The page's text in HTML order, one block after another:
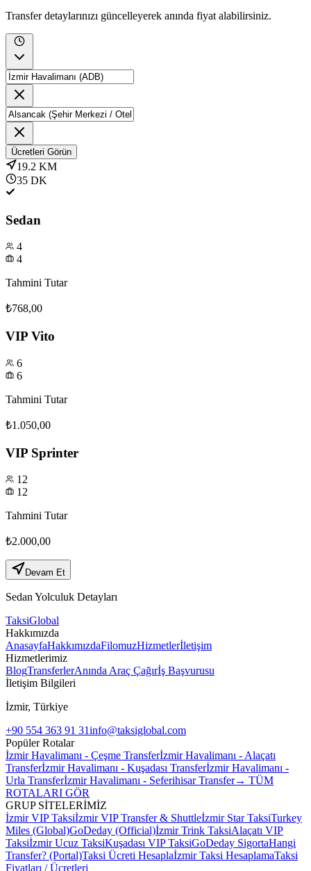
Transfer detaylarınızı güncelleyerek anında fiyat alabilirsiniz.
Ücretleri Görün
19.2 KM
35 DK
Sedan
4
4
Tahmini Tutar
₺768,00
VIP Vito
6
6
Tahmini Tutar
₺1.050,00
VIP Sprinter
12
12
Tahmini Tutar
₺2.000,00
Devam Et
Sedan Yolculuk Detayları
TaksiGlobal
Hakkımızda
AnasayfaHakkımızdaFilomuzHizmetlerİletişim
Hizmetlerimiz
BlogTransferlerAnında Araç Çağırİş Başvurusu
İletişim Bilgileri
İzmir, Türkiye
+90 554 363 91 31info@taksiglobal.com
Popüler Rotalar
İzmir Havalimanı - Çeşme Transferİzmir Havalimanı - Alaçatı
Transferİzmir Havalimanı - Kuşadası Transferİzmir Havalimanı -
Urla Transferİzmir Havalimanı - Seferihisar Transfer→ TÜM
ROTALARI GÖR
GRUP SİTELERİMİZ
İzmir VIP Taksiİzmir VIP Transfer & Shuttleİzmir Star TaksiTurkey
Miles (Global)GoDeday (Official)İzmir Trink TaksiAlaçatı VIP
Taksiİzmir Ucuz TaksiKuşadası VIP TaksiGoDeday SigortaHangi
Transfer? (Portal)Taksi Ücreti Hesaplaİzmir Taksi HesaplamaTaksi
Fiyatları / Ücretleri